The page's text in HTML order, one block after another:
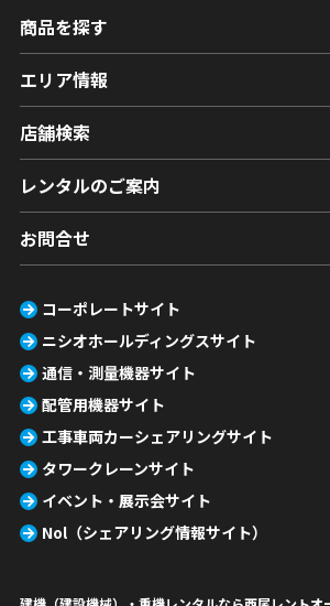
商品を探す
エリア情報
店舗検索
レンタルのご案内
お問合せ
コーポレートサイト
ニシオホールディングスサイト
通信・測量機器サイト
配管用機器サイト
工事車両カーシェアリングサイト
タワークレーンサイト
イベント・展示会サイト
Nol（シェアリング情報サイト）